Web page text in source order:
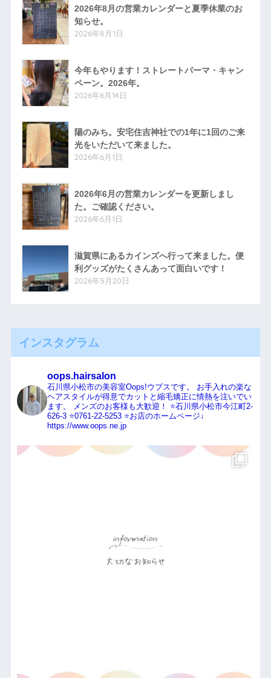
2026年8月の営業カレンダーと夏季休業のお
知らせ。
2026年8月1日
今年もやります！ストレートパーマ・キャン
ペーン。2026年。
2026年6月14日
陽のみち。安宅住吉神社での1年に1回のご来
光をいただいて来ました。
2026年6月1日
2026年6月の営業カレンダーを更新しまし
た。ご確認ください。
2026年6月1日
滋賀県にあるカインズへ行って来ました。便
利グッズがたくさんあって面白いです！
2026年5月20日
インスタグラム
oops.hairsalon
石川県小松市の美容室Oops!ウプスです。
お手入れの楽な
ヘアスタイルが得意でカットと縮毛矯正に情熱を注いでい
ます。
メンズのお客様も大歓迎！
⭐️石川県小松市今江町2-
626-3⭐️0761-22-5253⭐️お店のホームページ↓
https://www.oops.ne.jp